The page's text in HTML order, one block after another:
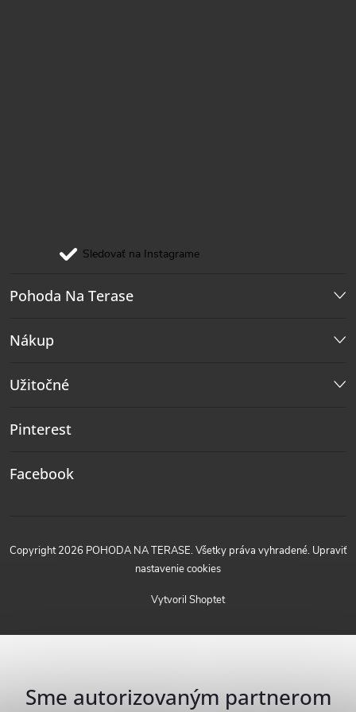
Sledovať na Instagrame
Pohoda Na Terase
Nákup
Užitočné
Pinterest
Facebook
Vytvoril Shoptet
Copyright 2026 POHODA NA TERASE. Všetky práva vyhradené. Upraviť
nastavenie cookies
Sme autorizovaným partnerom